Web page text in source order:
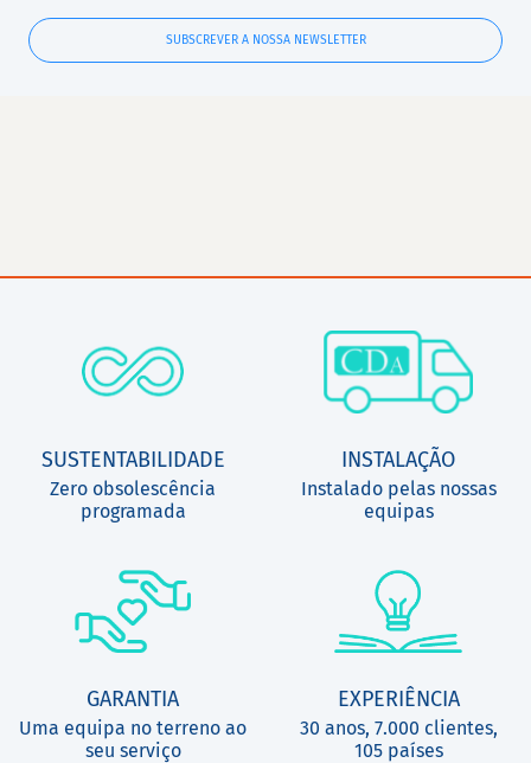
SUBSCREVER A NOSSA NEWSLETTER
SUSTENTABILIDADE
Zero obsolescência
programada
INSTALAÇÃO
Instalado pelas nossas
equipas
GARANTIA
Uma equipa no terreno ao
seu serviço
EXPERIÊNCIA
30 anos, 7.000 clientes,
105 países